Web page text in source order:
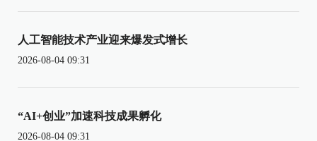
人工智能技术产业迎来爆发式增长
2026-08-04 09:31
“AI+创业”加速科技成果孵化
2026-08-04 09:31